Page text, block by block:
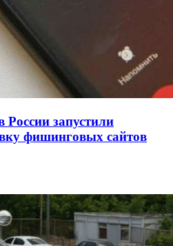
„Арбузный переполох“
запустили
фишинговых сайтов